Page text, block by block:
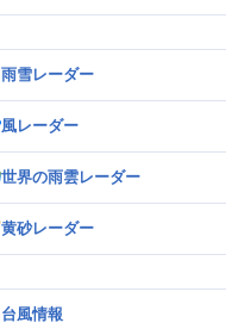
雨雪レーダー
風レーダー
世界の雨雲レーダー
黄砂レーダー
台風情報